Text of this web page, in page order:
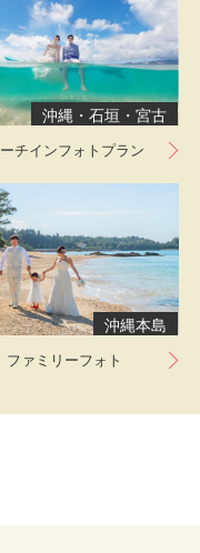
沖縄・石垣・宮古
チインフォトプラン
沖縄本島
ファミリーフォト